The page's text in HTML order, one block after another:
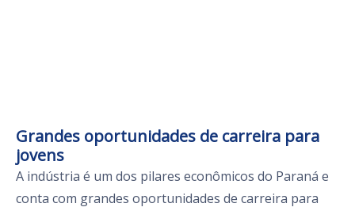
Grandes oportunidades de carreira para
jovens
A indústria é um dos pilares econômicos do Paraná e
conta com grandes oportunidades de carreira para